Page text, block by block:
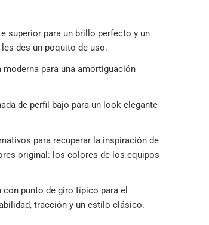
superior para un brillo perfecto y un
des un poquito de uso.
moderna para una amortiguación
de perfil bajo para un look elegante
para recuperar la inspiración de
original: los colores de los equipos
punto de giro típico para el
tracción y un estilo clásico.